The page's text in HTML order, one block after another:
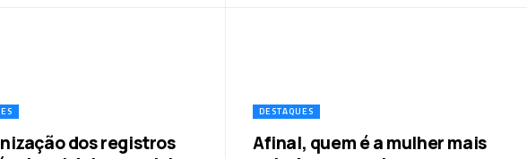
dos registros
DESTAQUES
Afinal, quem é a mulher mais